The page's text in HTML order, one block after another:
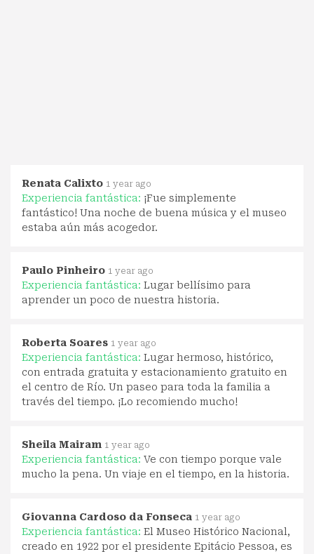
Renata Calixto 1 year ago
Experiencia fantástica: ¡Fue simplemente
fantástico! Una noche de buena música y el museo
estaba aún más acogedor.
Paulo Pinheiro 1 year ago
Experiencia fantástica: Lugar bellísimo para
aprender un poco de nuestra historia.
Roberta Soares 1 year ago
Experiencia fantástica: Lugar hermoso, histórico,
con entrada gratuita y estacionamiento gratuito en
el centro de Río. Un paseo para toda la familia a
través del tiempo. ¡Lo recomiendo mucho!
Sheila Mairam 1 year ago
Experiencia fantástica: Ve con tiempo porque vale
mucho la pena. Un viaje en el tiempo, en la historia.
Giovanna Cardoso da Fonseca 1 year ago
Experiencia fantástica: El Museo Histórico Nacional,
creado en 1922 por el presidente Epitácio Pessoa, es